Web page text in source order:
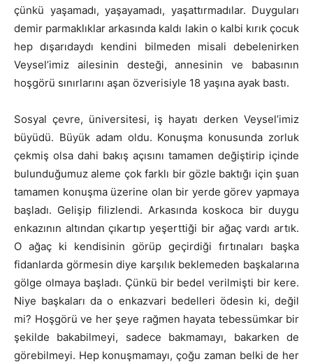
çünkü yaşamadı, yaşayamadı, yaşattırmadılar. Duyguları
demir parmaklıklar arkasında kaldı lakin o kalbi kırık çocuk
hep dışarıdaydı kendini bilmeden misali debelenirken
Veysel’imiz ailesinin desteği, annesinin ve babasının
hoşgörü sınırlarını aşan özverisiyle 18 yaşına ayak bastı.
Sosyal çevre, üniversitesi, iş hayatı derken Veysel’imiz
büyüdü. Büyük adam oldu. Konuşma konusunda zorluk
çekmiş olsa dahi bakış açısını tamamen değiştirip içinde
bulunduğumuz aleme çok farklı bir gözle baktığı için şuan
tamamen konuşma üzerine olan bir yerde görev yapmaya
başladı. Gelişip filizlendi. Arkasında koskoca bir duygu
enkazının altından çıkartıp yeşerttiği bir ağaç vardı artık.
O ağaç ki kendisinin görüp geçirdiği fırtınaları başka
fidanlarda görmesin diye karşılık beklemeden başkalarına
gölge olmaya başladı. Çünkü bir bedel verilmişti bir kere.
Niye başkaları da o enkazvari bedelleri ödesin ki, değil
mi? Hoşgörü ve her şeye rağmen hayata tebessümkar bir
şekilde bakabilmeyi, sadece bakmamayı, bakarken de
görebilmeyi. Hep konuşmamayı, çoğu zaman belki de her